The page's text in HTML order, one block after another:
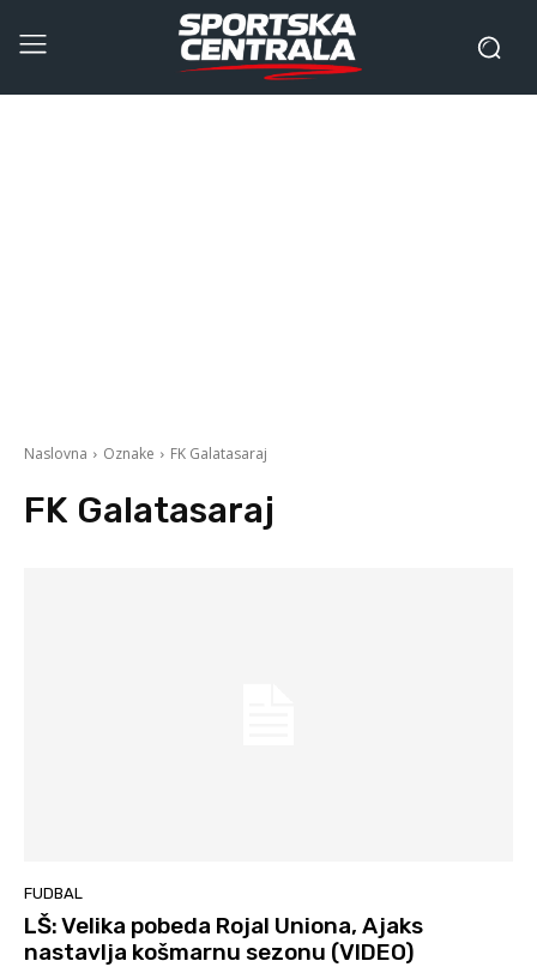
Naslovna Oznake FK Galatasaraj
FK Galatasaraj
FUDBAL
LŠ: Velika pobeda Rojal Uniona, Ajaks
nastavlja košmarnu sezonu (VIDEO)